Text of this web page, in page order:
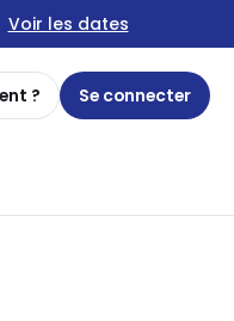
Voir les dates
? Se connecter